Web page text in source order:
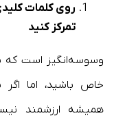
روی کلمات
تمرکز کنید
وسوسه‌انگیز است که
خاص باشید، اما
همیشه ارزشمند